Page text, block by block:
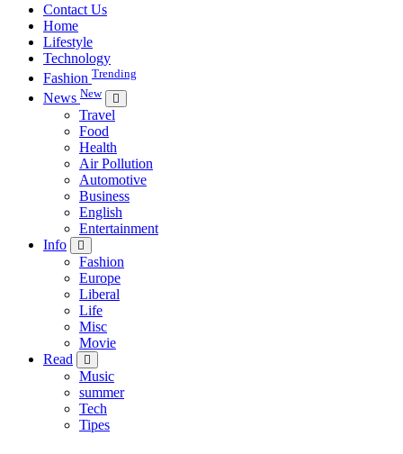
Contact Us
Home
Lifestyle
Technology
Fashion Trending
News New
Travel
Food
Health
Air Pollution
Automotive
Business
English
Entertainment
Info
Fashion
Europe
Liberal
Life
Misc
Movie
Read
Music
summer
Tech
Tipes